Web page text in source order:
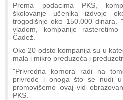
Prema podacima PKS,
školovanje učenika izdvoje
trogodišnje oko 150.000 dinara.
vladom, kompanije
Čadež.
Oko 20 odsto kompanija su u
mala i mikro preduzeća i
"Privredna komora radi na
privrede i onoga što se nudi
promovišemo ovaj vid
PKS.